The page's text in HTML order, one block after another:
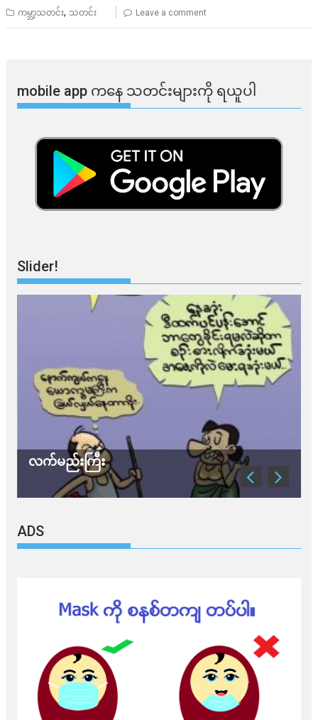
ကမ္ဘာ့သတင်း, သတင်း Leave a comment
mobile app ​​ကနေ ​​သတင်းများကို ရယူပါ
Slider!
လက်မည်းကြီး
ADS